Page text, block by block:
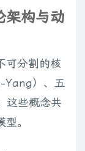
架构与动
可分割的核
Yang）、五
这些概念共
。